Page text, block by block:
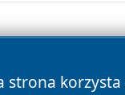
strona